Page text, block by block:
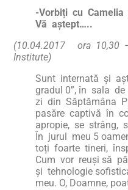
-Vorbiți cu
Vă aștept…..
(10.04.2017 ora 10,30
Institute)
Sunt internată și
gradul 0”, în sala
zi din Săptămâna
pasăre captivă în
apropie, se strâng,
În jurul meu 5
toți foarte tineri,
Cum vor reuși să
și tehnologie
meu. O, Doamne,